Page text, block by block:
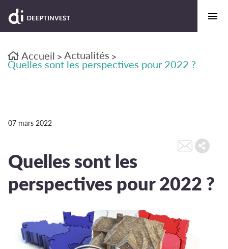
Accueil > Actualités >
Quelles sont les perspectives pour 2022 ?
07 mars 2022
Quelles sont les
perspectives pour 2022 ?